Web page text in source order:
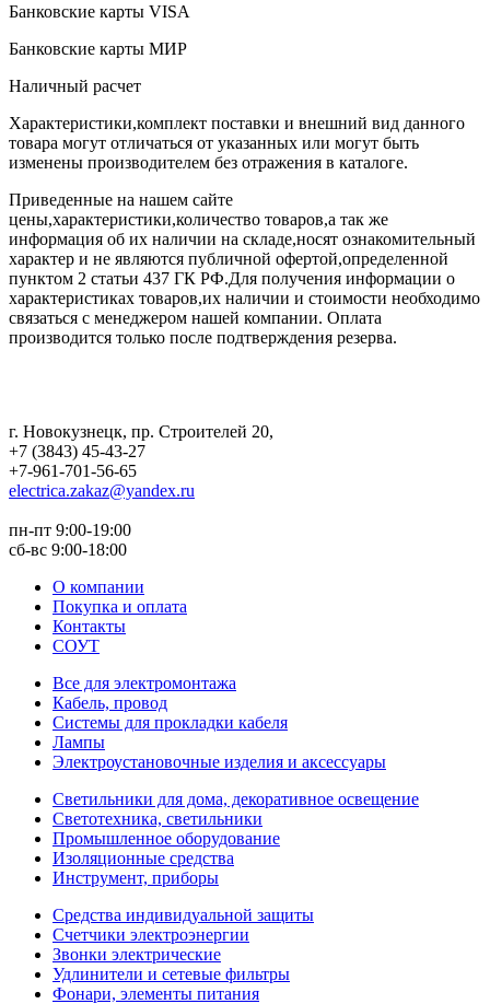
Банковские карты VISA
Банковские карты МИР
Наличный расчет
Характеристики,комплект поставки и внешний вид данного
товара могут отличаться от указанных или могут быть
изменены производителем без отражения в каталоге.
Приведенные на нашем сайте
цены,характеристики,количество товаров,а так же
информация об их наличии на складе,носят ознакомительный
характер и не являются публичной офертой,определенной
пунктом 2 статьи 437 ГК РФ.Для получения информации о
характеристиках товаров,их наличии и стоимости необходимо
связаться с менеджером нашей компании. Оплата
производится только после подтверждения резерва.
г. Новокузнецк, пр. Строителей 20,
+7 (3843) 45-43-27
+7-961-701-56-65
electrica.zakaz@yandex.ru
пн-пт 9:00-19:00
сб-вс 9:00-18:00
О компании
Покупка и оплата
Контакты
СОУТ
Все для электромонтажа
Кабель, провод
Системы для прокладки кабеля
Лампы
Электроустановочные изделия и аксессуары
Светильники для дома, декоративное освещение
Светотехника, светильники
Промышленное оборудование
Изоляционные средства
Инструмент, приборы
Средства индивидуальной защиты
Счетчики электроэнергии
Звонки электрические
Удлинители и сетевые фильтры
Фонари, элементы питания